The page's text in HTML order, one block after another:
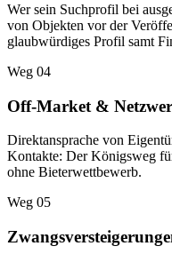
Wer sein Suchprofil bei
von Objekten vor der
glaubwürdiges Profil samt
Weg 04
Off-Market &
Direktansprache von
Kontakte: Der Königsweg
ohne Bieterwettbewerb.
Weg 05